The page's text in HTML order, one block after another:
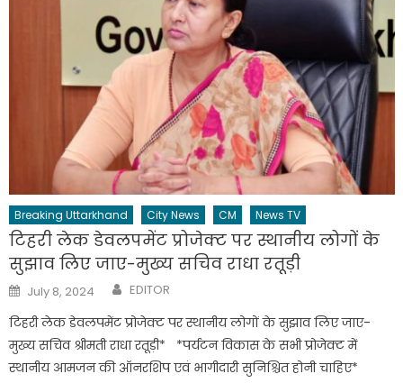
Breaking Uttarkhand City News CM News TV
टिहरी लेक डेवलपमेंट प्रोजेक्ट पर स्थानीय लोगों के
सुझाव लिए जाए-मुख्य सचिव राधा रतूड़ी
Posted
on
July 8, 2024 Author
EDITOR
टिहरी लेक डेवलपमेंट प्रोजेक्ट पर स्थानीय लोगों के सुझाव लिए जाए-
मुख्य सचिव श्रीमती राधा रतूड़ी* *पर्यटन विकास के सभी प्रोजेक्ट में
स्थानीय आमजन की ऑनरशिप एवं भागीदारी सुनिश्चित होनी चाहिए*